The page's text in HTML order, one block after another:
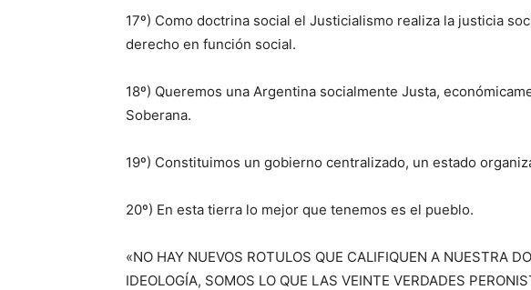
17º) Como doctrina social el Justicialismo realiza la justicia
derecho en función social.
18º) Queremos una Argentina socialmente Justa,
Soberana.
19º) Constituimos un gobierno centralizado, un estado
20º) En esta tierra lo mejor que tenemos es el pueblo.
«NO HAY NUEVOS ROTULOS QUE CALIFIQUEN A NUESTRA
IDEOLOGÍA, SOMOS LO QUE LAS VEINTE VERDADES